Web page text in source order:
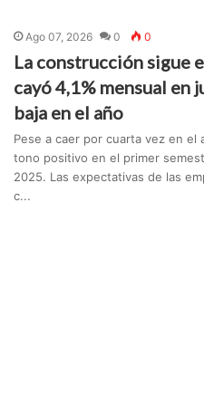
Ago 07, 2026 0 0
La construcción sigue
cayó 4,1% mensual en
baja en el año
Pese a caer por cuarta vez en
tono positivo en el primer
2025. Las expectativas de las
c...